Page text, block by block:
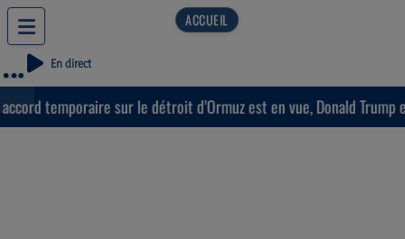
En direct
temporaire sur le détroit d’Ormuz est en vue, Donald Trump